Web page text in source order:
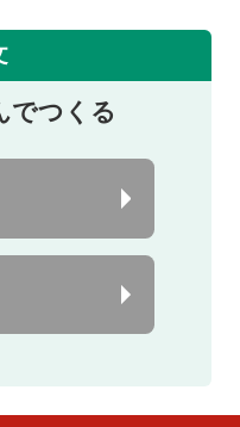
でつくる